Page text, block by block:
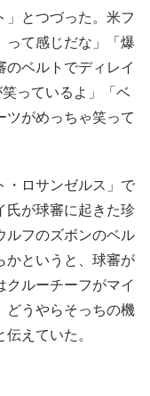
とつづった。米フ
って感じだな」「爆
ベルトでディレイ
っているよ」「ベ
がめっちゃ笑って
・ロサンゼルス」で
氏が球審に起きた珍
ルフのズボンのベル
かというと、球審が
ルーチーフがマイ
どうやらそっちの機
えていた。